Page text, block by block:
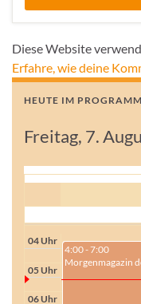
Diese Website
Erfahre, wie deine
HEUTE IM PROGRAMM
Freitag, 7.
04 Uhr
05 Uhr
06 Uhr
4:00 - 7:00
Morgenmagazin